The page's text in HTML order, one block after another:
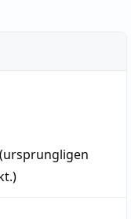
(ursprungligen